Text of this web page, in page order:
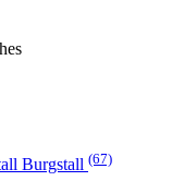
Burgstall (67)